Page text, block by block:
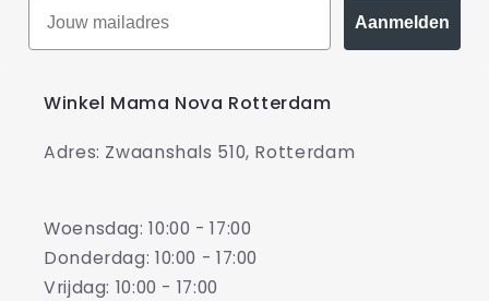
Aanmelden
Winkel Mama Nova Rotterdam
Adres: Zwaanshals 510, Rotterdam
Woensdag: 10:00 - 17:00
Donderdag: 10:00 - 17:00
Vrijdag: 10:00 - 17:00